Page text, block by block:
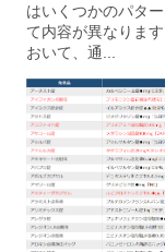
はいくつかのパタ
て内容が異なりま
おいて、通...